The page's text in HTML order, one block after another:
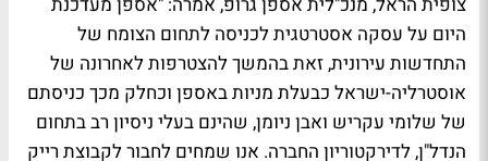
היום על עסקה אסטרטגית לכניסה לתחום הצומח של
התחדשות עירונית, זאת בהמשך להצטרפות לאחרונה של
אוסטרליה-ישראל כבעלת מניות באספן וכחלק מכך כניסתם
של שלומי עקריש ואבן ניומן, שהינם בעלי ניסיון רב בתחום
הנדל"ן, לדירקטוריון החברה. אנו שמחים לחבור לקבוצת רייק